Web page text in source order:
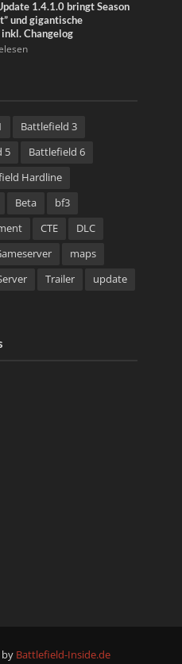
1.4.1.0 bringt Season
und gigantische
Changelog
Battlefield 3
5
Battlefield 6
Hardline
Beta
bf3
CTE
DLC
maps
Trailer
update
by Battlefield-Inside.de